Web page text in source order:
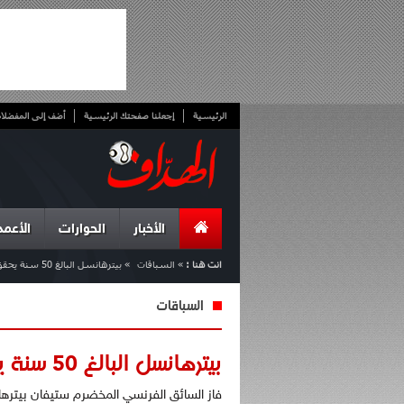
الرئيسية إجعلنا صفحتك الرئيسية أضف إلى
الأخبار الحوارات
انت هنا : » السباقات » بيترهانسل البالغ 50 سنة يحقق لقب رالي دكار
السباقات
بيترهانسل البالغ 50 سنة يحقق لقب رالي دكار
فاز السائق الفرنسي المخضرم ستيفان